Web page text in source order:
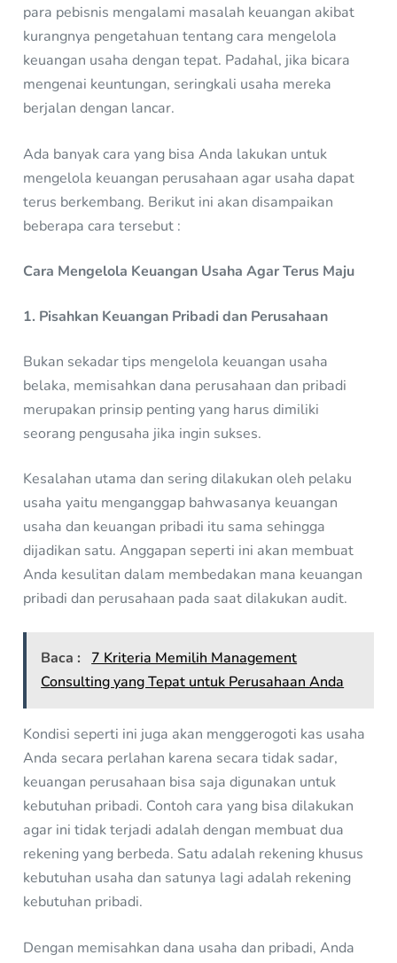
para pebisnis mengalami masalah keuangan akibat
kurangnya pengetahuan tentang cara mengelola
keuangan usaha dengan tepat. Padahal, jika bicara
mengenai keuntungan, seringkali usaha mereka
berjalan dengan lancar.
Ada banyak cara yang bisa Anda lakukan untuk
mengelola keuangan perusahaan agar usaha dapat
terus berkembang. Berikut ini akan disampaikan
beberapa cara tersebut :
Cara Mengelola Keuangan Usaha Agar Terus Maju
1. Pisahkan Keuangan Pribadi dan Perusahaan
Bukan sekadar tips mengelola keuangan usaha
belaka, memisahkan dana perusahaan dan pribadi
merupakan prinsip penting yang harus dimiliki
seorang pengusaha jika ingin sukses.
Kesalahan utama dan sering dilakukan oleh pelaku
usaha yaitu menganggap bahwasanya keuangan
usaha dan keuangan pribadi itu sama sehingga
dijadikan satu. Anggapan seperti ini akan membuat
Anda kesulitan dalam membedakan mana keuangan
pribadi dan perusahaan pada saat dilakukan audit.
Baca :
7 Kriteria Memilih Management
Consulting yang Tepat untuk Perusahaan Anda
Kondisi seperti ini juga akan menggerogoti kas usaha
Anda secara perlahan karena secara tidak sadar,
keuangan perusahaan bisa saja digunakan untuk
kebutuhan pribadi. Contoh cara yang bisa dilakukan
agar ini tidak terjadi adalah dengan membuat dua
rekening yang berbeda. Satu adalah rekening khusus
kebutuhan usaha dan satunya lagi adalah rekening
kebutuhan pribadi.
Dengan memisahkan dana usaha dan pribadi, Anda